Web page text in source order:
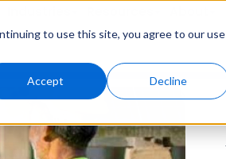
to use this site, you agree to our use
Accept Decline